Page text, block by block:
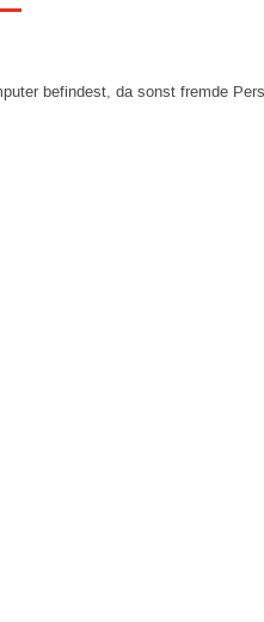
befindest, da sonst fremde